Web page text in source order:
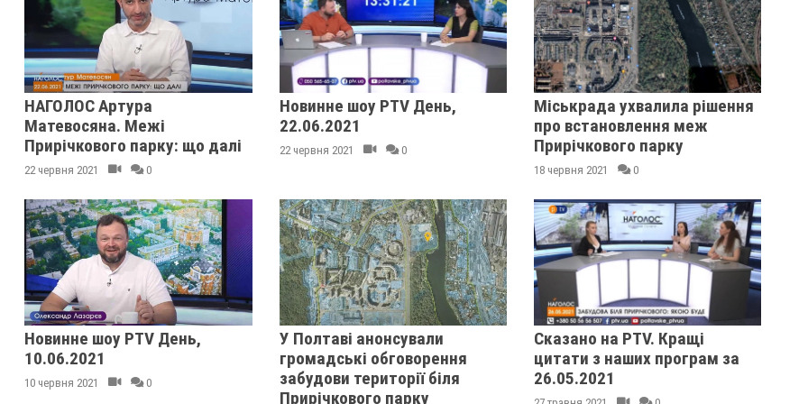
НАГОЛОС Артура
Матевосяна. Межі
Прирічкового парку: що далі
22 червня 2021 0
Новинне шоу PTV День,
22.06.2021
22 червня 2021 0
Міськрада ухвалила рішення
про встановлення меж
Прирічкового парку
18 червня 2021 0
Новинне шоу PTV День,
10.06.2021
10 червня 2021 0
У Полтаві анонсували
громадські обговорення
забудови території біля
Прирічкового парку
Сказано на PTV. Кращі
цитати з наших програм за
26.05.2021